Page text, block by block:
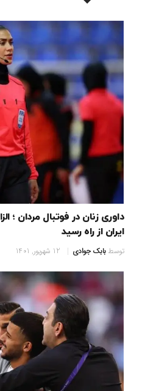
داوری زنان در فوتبال مردان ؛
ایران از راه رسید
توسطبابک جوادی 12 شهریور, 1401